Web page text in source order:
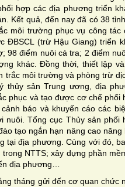
hợp các địa phương triển
Kết quả, đến nay đã có 38
môi trường phục vụ công tác
ĐBSCL (trừ Hậu Giang) triển
98 điểm nuôi cá tra; 2 điểm
khác. Đồng thời, thiết lập
trắc môi trường và phòng trừ
thủy sản Trung ương, địa
phục và tạo được cơ chế phối
báo và khuyến cáo các
nuôi. Tổng cục Thủy sản phối
tạo ngắn hạn nâng cao năng
tại địa phương. Cùng với đó,
NTTS; xây dựng phần
địa phương…
tháng gửi đến cơ quan chức